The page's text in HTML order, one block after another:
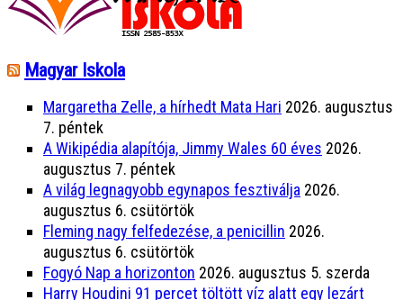
Magyar Iskola
Margaretha Zelle, a hírhedt Mata Hari 2026. augusztus
7. péntek
A Wikipédia alapítója, Jimmy Wales 60 éves 2026.
augusztus 7. péntek
A világ legnagyobb egynapos fesztiválja 2026.
augusztus 6. csütörtök
Fleming nagy felfedezése, a penicillin 2026.
augusztus 6. csütörtök
Fogyó Nap a horizonton 2026. augusztus 5. szerda
Harry Houdini 91 percet töltött víz alatt egy lezárt